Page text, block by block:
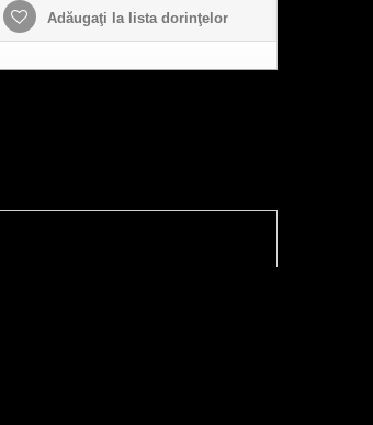
Adăugaţi la lista dorinţelor